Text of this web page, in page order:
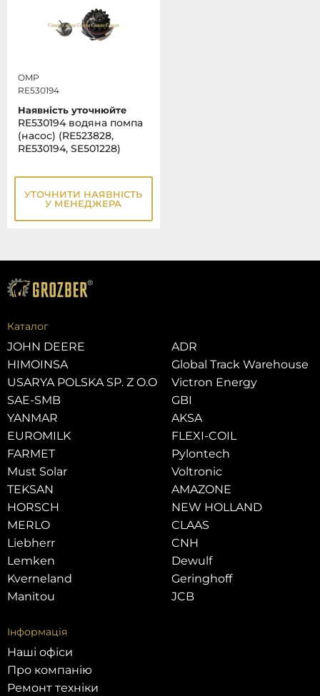
OMP
RE530194
Наявність уточнюйте
RE530194 водяна помпа
(насос) (RE523828,
RE530194, SE501228)
УТОЧНИТИ НАЯВНІСТЬ
У МЕНЕДЖЕРА
Каталог
JOHN DEERE
HIMOINSA
USARYA POLSKA SP. Z O.O
SAE-SMB
YANMAR
EUROMILK
FARMET
Must Solar
TEKSAN
HORSCH
MERLO
Liebherr
Lemken
Kverneland
Manitou
ADR
Global Track Warehouse
Victron Energy
GBI
AKSA
FLEXI-COIL
Pylontech
Voltronic
AMAZONE
NEW HOLLAND
CLAAS
CNH
Dewulf
Geringhoff
JCB
Інформація
Наші офіси
Про компанію
Ремонт техніки